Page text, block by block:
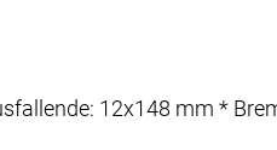
12x148 mm *